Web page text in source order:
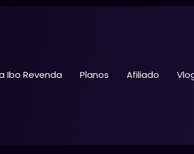
Ibo Revenda Planos Afiliado